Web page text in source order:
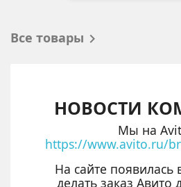
Все товары 
НОВОСТИ
Мы на
https://www.avito.ru/
На сайте появилась
делать заказ Авито